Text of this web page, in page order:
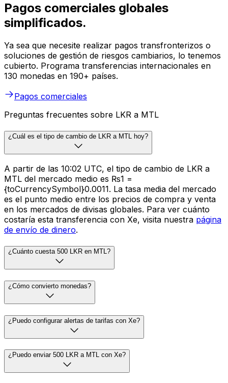
Pagos comerciales globales
simplificados.
Ya sea que necesite realizar pagos transfronterizos o
soluciones de gestión de riesgos cambiarios, lo tenemos
cubierto. Programa transferencias internacionales en
130 monedas en 190+ países.
Pagos comerciales
Preguntas frecuentes sobre LKR a MTL
¿Cuál es el tipo de cambio de LKR a MTL hoy?
A partir de las 10:02 UTC, el tipo de cambio de LKR a
MTL del mercado medio es ₨1 =
{toCurrencySymbol}0.0011. La tasa media del mercado
es el punto medio entre los precios de compra y venta
en los mercados de divisas globales. Para ver cuánto
costaría esta transferencia con Xe, visita nuestra página
de envío de dinero.
¿Cuánto cuesta 500 LKR en MTL?
¿Cómo convierto monedas?
¿Puedo configurar alertas de tarifas con Xe?
¿Puedo enviar 500 LKR a MTL con Xe?